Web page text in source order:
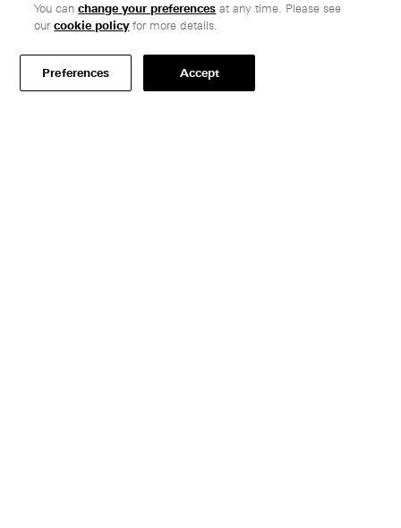
Ethos
Kundenkommentare
You canchange your preferences at any time. Please see
ourcookie policyfor more details.
Preferences Accept